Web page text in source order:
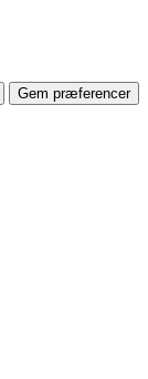
Gem præferencer